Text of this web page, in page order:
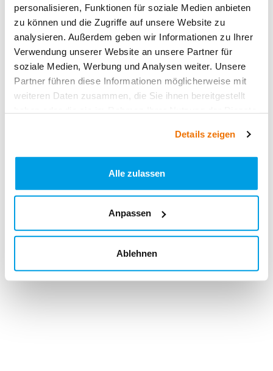
personalisieren, Funktionen für soziale Medien anbieten
zu können und die Zugriffe auf unsere Website zu
analysieren. Außerdem geben wir Informationen zu Ihrer
Verwendung unserer Website an unsere Partner für
soziale Medien, Werbung und Analysen weiter. Unsere
Partner führen diese Informationen möglicherweise mit
weiteren Daten zusammen, die Sie ihnen bereitgestellt
Details zeigen
Alle zulassen
Anpassen
Ablehnen